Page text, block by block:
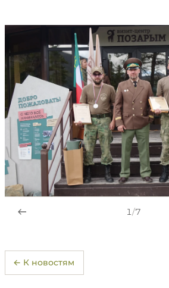
1/7
← К новостям